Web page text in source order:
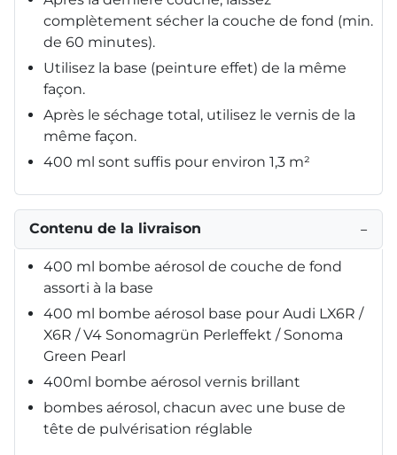
complètement sécher la couche de fond (min.
de 60 minutes).
Utilisez la base (peinture effet) de la même
façon.
Après le séchage total, utilisez le vernis de la
même façon.
400 ml sont suffis pour environ 1,3 m²
Contenu de la livraison −
400 ml bombe aérosol de couche de fond
assorti à la base
400 ml bombe aérosol base pour Audi LX6R /
X6R / V4 Sonomagrün Perleffekt / Sonoma
Green Pearl
400ml bombe aérosol vernis brillant
bombes aérosol, chacun avec une buse de
tête de pulvérisation réglable